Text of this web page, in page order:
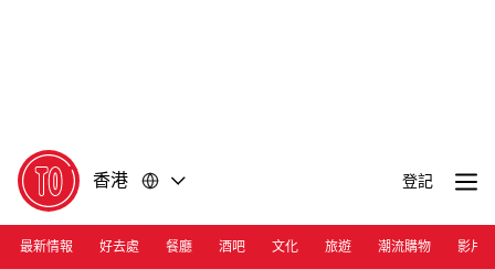
香港 登記
最新情報 好去處 餐廳 酒吧 文化 旅遊 潮流購物 影片
Photograph: Courtesy Citygate Outlets